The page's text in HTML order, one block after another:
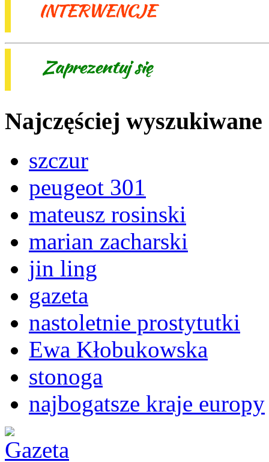
Najczęściej wyszukiwane
szczur
peugeot 301
mateusz rosinski
marian zacharski
jin ling
gazeta
nastoletnie prostytutki
Ewa Kłobukowska
stonoga
najbogatsze kraje europy